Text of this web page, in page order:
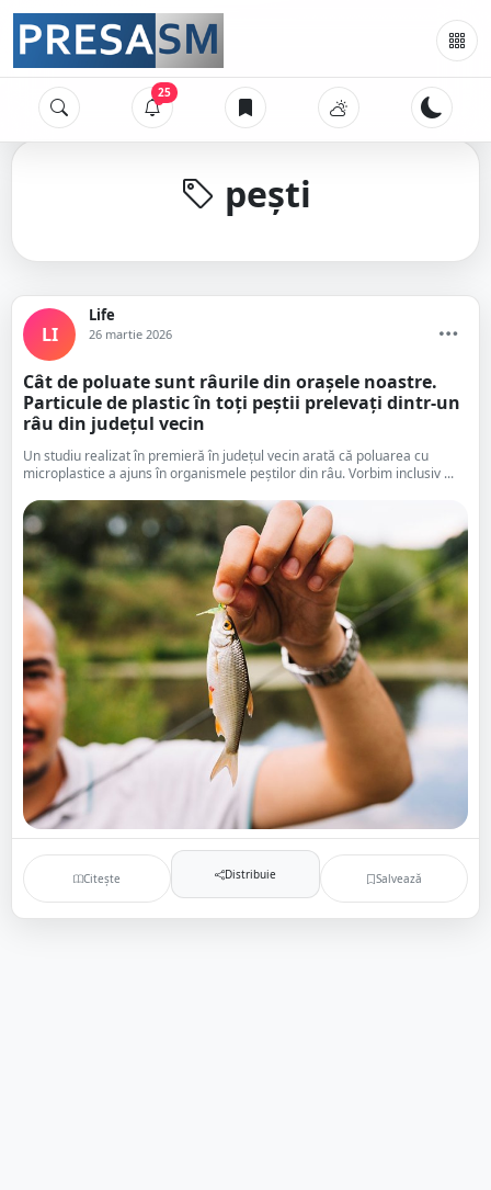
25
pești
LI
Life
26 martie 2026
Cât de poluate sunt râurile din orașele noastre.
Particule de plastic în toți peștii prelevați dintr-un
râu din județul vecin
Un studiu realizat în premieră în județul vecin arată că poluarea cu
microplastice a ajuns în organismele peștilor din râu. Vorbim inclusiv ...
Citește Distribuie Salvează